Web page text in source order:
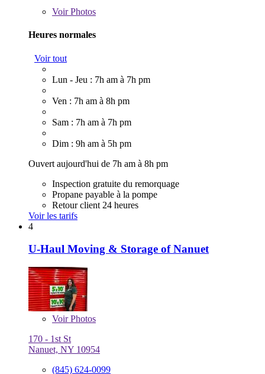
VoirPhotos
Heures normales
Voir tout
Lun - Jeu : 7h am à 7h pm
Ven : 7h am à 8h pm
Sam : 7h am à 7h pm
Dim : 9h am à 5h pm
Ouvert aujourd'hui de 7h am à 8h pm
Inspection gratuite du remorquage
Propane payable à la pompe
Retour client 24 heures
Voir les tarifs
4
U-Haul Moving & Storage of Nanuet
VoirPhotos
170 - 1st St
Nanuet, NY 10954
(845) 624-0099